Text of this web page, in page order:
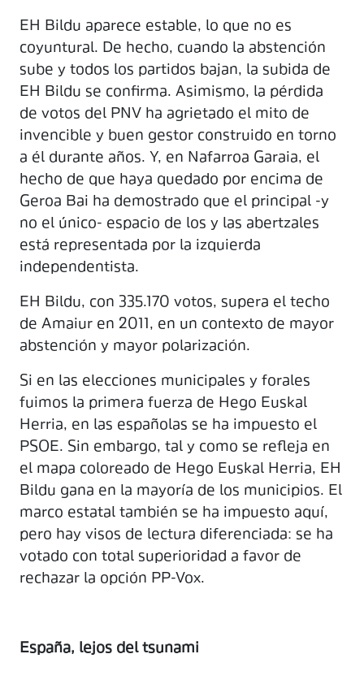
EH Bildu aparece estable, lo que no es
coyuntural. De hecho, cuando la abstención
sube y todos los partidos bajan, la subida de
EH Bildu se confirma. Asimismo, la pérdida
de votos del PNV ha agrietado el mito de
invencible y buen gestor construido en torno
a él durante años. Y, en Nafarroa Garaia, el
hecho de que haya quedado por encima de
Geroa Bai ha demostrado que el principal -y
no el único- espacio de los y las abertzales
está representada por la izquierda
independentista.
EH Bildu, con 335.170 votos, supera el techo
de Amaiur en 2011, en un contexto de mayor
abstención y mayor polarización.
Si en las elecciones municipales y forales
fuimos la primera fuerza de Hego Euskal
Herria, en las españolas se ha impuesto el
PSOE. Sin embargo, tal y como se refleja en
el mapa coloreado de Hego Euskal Herria, EH
Bildu gana en la mayoría de los municipios. El
marco estatal también se ha impuesto aquí,
pero hay visos de lectura diferenciada: se ha
votado con total superioridad a favor de
rechazar la opción PP-Vox.
España, lejos del tsunami